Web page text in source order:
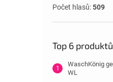
Počet hlasů:509
Top 6 produktů
WaschKönig
WL